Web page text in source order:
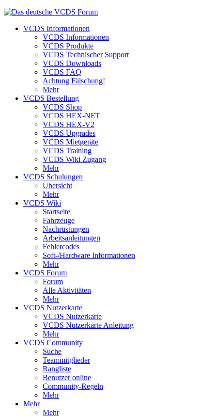
VCDS Informationen
VCDS Informationen
VCDS Produkte
VCDS Technischer Support
VCDS Downloads
VCDS FAQ
Achtung Fälschung!
Mehr
VCDS Bestellung
VCDS Shop
VCDS HEX-NET
VCDS HEX-V2
VCDS Upgrades
VCDS Mietgeräte
VCDS Training
VCDS Wiki Zugang
Mehr
VCDS Schulungen
Übersicht
Mehr
VCDS Wiki
Startseite
Fahrzeuge
Nachrüstungen
Arbeitsanleitungen
Fehlercodes
Soft-/Hardware Informationen
Mehr
VCDS Forum
Forum
Alle Aktivitäten
Mehr
VCDS Nutzerkarte
VCDS Nutzerkarte
VCDS Nutzerkarte Anleitung
Mehr
VCDS Community
Suche
Teammitglieder
Rangliste
Benutzer online
Community-Regeln
Mehr
Mehr
Mehr